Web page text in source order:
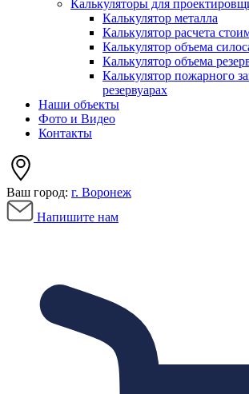
Калькуляторы для
Калькулятор металла
Калькулятор расчета
Калькулятор объема
Калькулятор объема
Калькулятор пожарного
резервуарах
Наши объекты
Фото и Видео
Контакты
Ваш город: г. Воронеж
Напишите нам